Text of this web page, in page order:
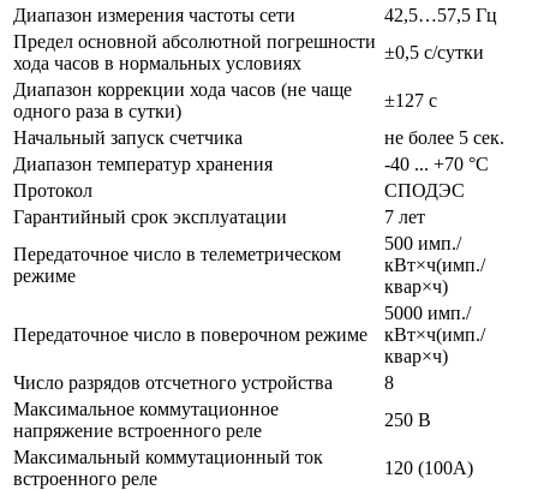
Диапазон измерения частоты сети
42,5…57,5 Гц
Предел основной абсолютной погрешности
хода часов в нормальных условиях
±0,5 с/сутки
Диапазон коррекции хода часов (не чаще
одного раза в сутки)
±127 с
Начальный запуск счетчика
не более 5 сек.
Диапазон температур хранения
-40 ... +70 °С
Протокол
СПОДЭС
Гарантийный срок эксплуатации
7 лет
Передаточное число в телеметрическом
режиме
500 имп./
кВт×ч(имп./
квар×ч)
Передаточное число в поверочном режиме
5000 имп./
кВт×ч(имп./
квар×ч)
Число разрядов отсчетного устройства
8
Максимальное коммутационное
напряжение встроенного реле
250 B
Максимальный коммутационный ток
встроенного реле
120 (100A)